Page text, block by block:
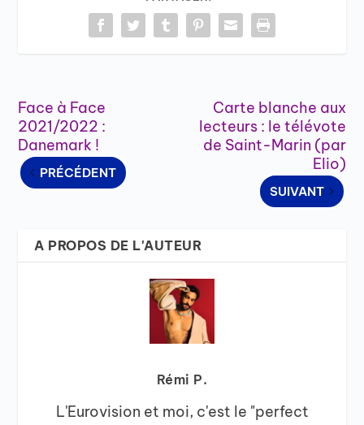
Face à Face
2021/2022 :
Danemark !
PRÉCÉDENT
Carte blanche aux
lecteurs : le télévote
de Saint-Marin (par
Elio)
SUIVANT
A PROPOS DE L'AUTEUR
Rémi P.
L'Eurovision et moi, c'est le "perfect